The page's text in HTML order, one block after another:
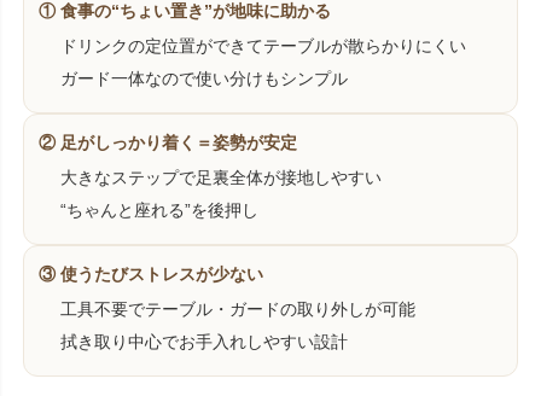
① 食事の“ちょい置き”が地味に助かる
ドリンクの定位置ができてテーブルが散らかりにくい
ガード一体なので使い分けもシンプル
② 足がしっかり着く＝姿勢が安定
大きなステップで足裏全体が接地しやすい
“ちゃんと座れる”を後押し
③ 使うたびストレスが少ない
工具不要でテーブル・ガードの取り外しが可能
拭き取り中心でお手入れしやすい設計